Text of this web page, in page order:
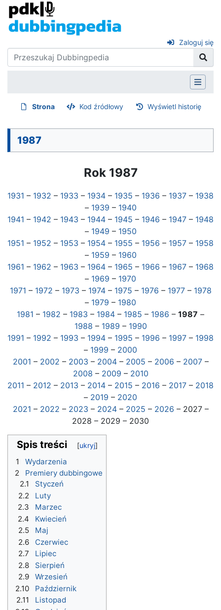
Zaloguj się
Strona Kod źródłowy Wyświetl historię
1987
Rok 1987
1931 – 1932 – 1933 – 1934 – 1935 – 1936 – 1937 – 1938
– 1939 – 1940
1941 – 1942 – 1943 – 1944 – 1945 – 1946 – 1947 – 1948
– 1949 – 1950
1951 – 1952 – 1953 – 1954 – 1955 – 1956 – 1957 – 1958
– 1959 – 1960
1961 – 1962 – 1963 – 1964 – 1965 – 1966 – 1967 – 1968
– 1969 – 1970
1971 – 1972 – 1973 – 1974– 1975 – 1976 – 1977– 1978
– 1979 – 1980
1981 – 1982 – 1983 – 1984 – 1985 – 1986 – 1987 –
1988 – 1989 – 1990
1991 – 1992 – 1993 – 1994 – 1995 – 1996 – 1997 – 1998
– 1999 – 2000
2001 – 2002 – 2003 – 2004– 2005 – 2006 – 2007–
2008 – 2009 – 2010
2011 – 2012 – 2013 – 2014 – 2015 – 2016 – 2017 – 2018
– 2019 – 2020
2021 – 2022 – 2023 – 2024– 2025 – 2026 – 2027 –
2028 – 2029 – 2030
Spis treści
1
Wydarzenia
2
Premiery dubbingowe
2.1
Styczeń
2.2
Luty
2.3
Marzec
2.4
Kwiecień
2.5
Maj
2.6
Czerwiec
2.7
Lipiec
2.8
Sierpień
2.9
Wrzesień
2.10
Październik
2.11
Listopad